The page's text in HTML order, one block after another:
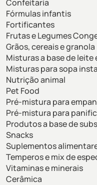
Confeitaria
Fórmulas infantis
Fortificantes
Frutas e Legumes
Grãos, cereais e granola
Misturas a base de leite
Misturas para sopa
Nutrição animal
Pet Food
Pré-mistura para
Pré-mistura para
Produtos a base de
Snacks
Suplementos
Temperos e mix de
Vitaminas e minerais
Cerâmica